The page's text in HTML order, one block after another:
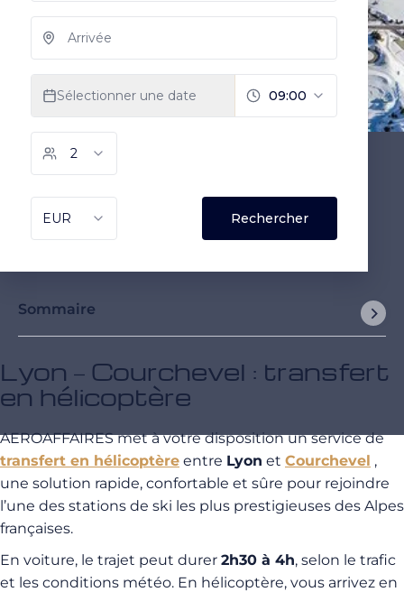
Sommaire
Lyon – Courchevel : transfert
en hélicoptère
AEROAFFAIRES met à votre disposition un service de
transfert en hélicoptère entre Lyon et Courchevel ,
une solution rapide, confortable et sûre pour rejoindre
l’une des stations de ski les plus prestigieuses des Alpes
françaises.
En voiture, le trajet peut durer 2h30 à 4h, selon le trafic
et les conditions météo. En hélicoptère, vous arrivez en